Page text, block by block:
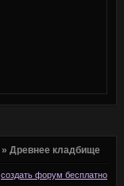
»Древнее кладбище
создать форум бесплатно